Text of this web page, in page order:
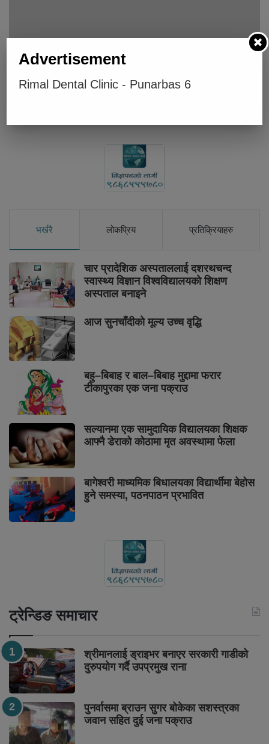
भर्खरै लोकप्रिय प्रतिक्रियाहरु
चार प्रादेशिक अस्पताललाई दशरथचन्द
स्वास्थ्य विज्ञान विश्वविद्यालयको शिक्षण
अस्पताल बनाइने
आज सुनचाँदीको मूल्य उच्च वृद्धि
बहु–बिबाह र बाल–बिबाह मुद्दामा फरार
टीकापुरका एक जना पक्राउ
सल्यानमा एक सामुदायिक विद्यालयका शिक्षक
आफ्नै डेराको कोठामा मृत अवस्थामा फेला
बागेश्वरी माध्यमिक बिधालयका विद्यार्थीमा बेहोस
हुने समस्या, पठनपाठन प्रभावित
ट्रेन्डिङ समाचार
श्रीमानलाई ड्राइभर बनाएर सरकारी गाडीको
दुरुपयोग गर्दै उपप्रमुख राना
पुनर्वासमा ब्राउन सुगर बोकेका सशस्त्रका
जवान सहित दुई जना पक्राउ
Advertisement
Rimal Dental Clinic - Punarbas 6